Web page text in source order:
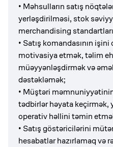
• Məhsulların satış
yerləşdirilməsi, stok
merchandising
• Satış komandasının
motivasiya etmək, təlim
müəyyənləşdirmək və
dəstəkləmək;
• Müştəri
tədbirlər həyata keçirmək,
operativ həllini təmin
• Satış göstəricilərini
hesabatlar hazırlamaq və